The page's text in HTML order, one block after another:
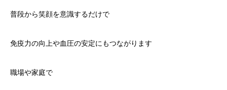
普段から笑顔を意識するだけで
免疫力の向上や血圧の安定にもつながります
職場や家庭で